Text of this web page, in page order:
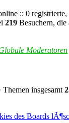
:: 0
219 Besuchern,
Moderatoren
Themen insgesamt
des Boards